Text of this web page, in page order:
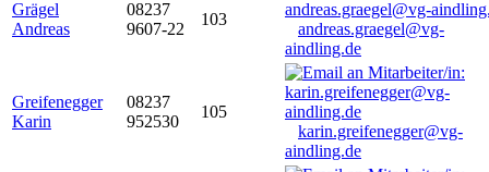
Grägel
Andreas
08237
9607-22
103
andreas.graegel@vg-
aindling.de
Greifenegger
Karin
08237
952530
105
karin.greifenegger@vg-
aindling.de